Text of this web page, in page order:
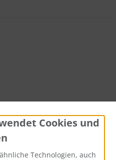
Cookies und
Technologien, auch